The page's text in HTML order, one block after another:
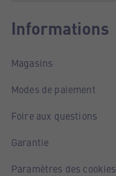
Informations
Magasins
Modes de paiement
Foire aux questions
Garantie
Paramètres des cookies